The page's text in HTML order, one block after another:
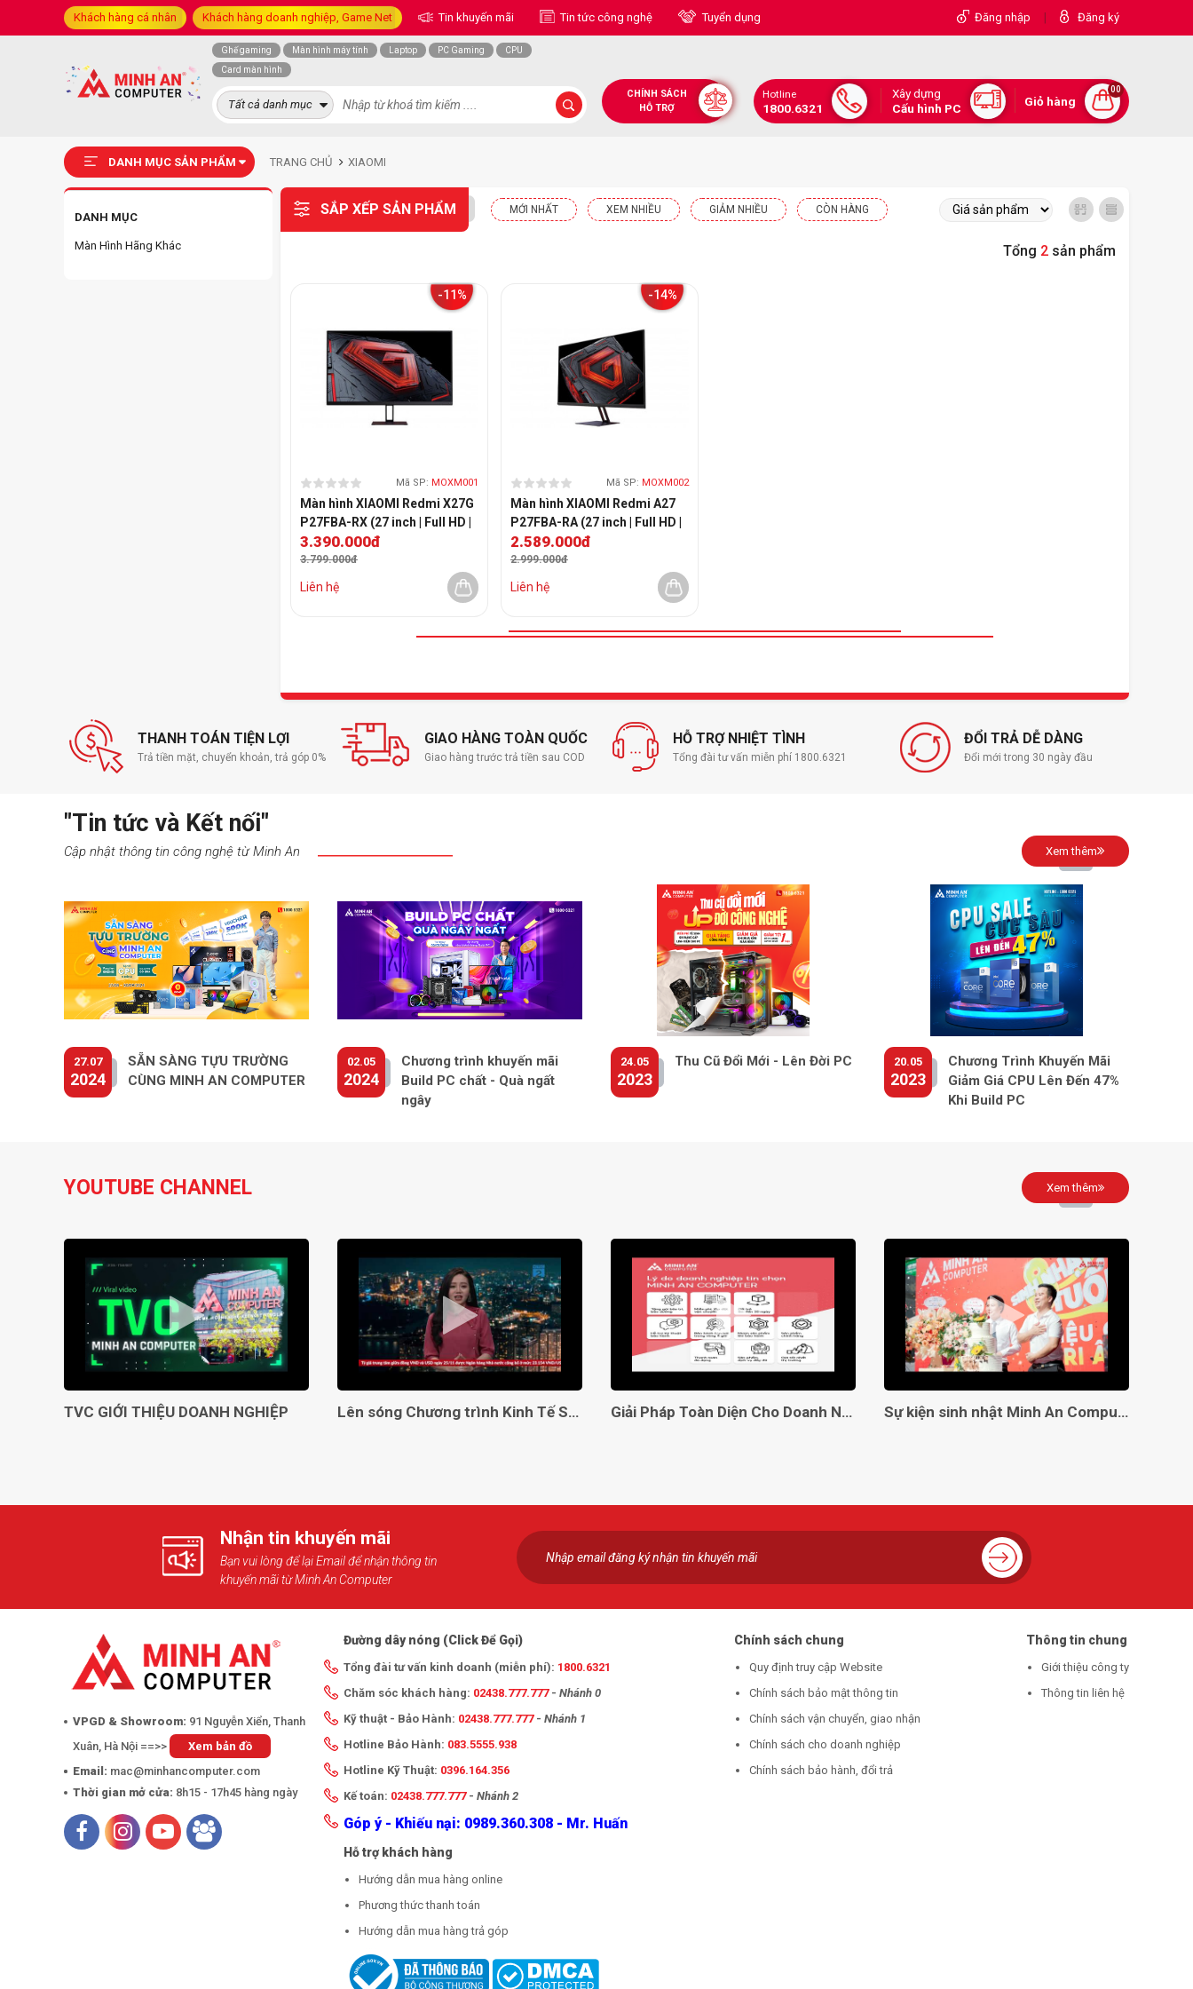
Khách hàng cá nhân Khách hàng doanh nghiệp, Game Net Tin khuyến mãi Tin tức công nghệ Tuyển dụng Đăng nhập | Đăng ký
Ghế gaming Màn hình máy tính Laptop PC Gaming
CPU
Card màn hình
Tất cả danh mục
CHÍNH SÁCH
HỖ TRỢ
Hotline
1800.6321
Xây dựng
Cấu hình PC
Giỏ hàng
00
DANH MỤC SẢN PHẨM TRANG CHỦ XIAOMI
DANH MỤC
Màn Hình Hãng Khác
SẮP XẾP SẢN PHẨM MỚI NHẤT XEM NHIỀU GIẢM NHIỀU CÒN HÀNG
Tổng 2 sản phẩm
-11%
Mã SP: MOXM001
Màn hình XIAOMI Redmi X27G
P27FBA-RX (27 inch | Full HD |
IPS | 165Hz)
3.390.000đ
3.799.000đ
Liên hệ
-14%
Mã SP: MOXM002
Màn hình XIAOMI Redmi A27
P27FBA-RA (27 inch | Full HD |
IPS | 100Hz)
2.589.000đ
2.999.000đ
Liên hệ
THANH TOÁN TIỆN LỢI
Trả tiền mặt, chuyển khoản, trả góp 0%
GIAO HÀNG TOÀN QUỐC
Giao hàng trước trả tiền sau COD
HỖ TRỢ NHIỆT TÌNH
Tổng đài tư vấn miễn phí 1800.6321
ĐỔI TRẢ DỄ DÀNG
Đổi mới trong 30 ngày đầu
"Tin tức và Kết nối"
Cập nhật thông tin công nghệ từ Minh An Xem thêm
27.07
2024
SẴN SÀNG TỰU TRƯỜNG
CÙNG MINH AN COMPUTER
02.05
2024
Chương trình khuyến mãi
Build PC chất - Quà ngất
ngây
24.05
2023
Thu Cũ Đổi Mới - Lên Đời PC 20.05
2023
Chương Trình Khuyến Mãi
Giảm Giá CPU Lên Đến 47%
Khi Build PC
YOUTUBE CHANNEL Xem thêm
TVC GIỚI THIỆU DOANH NGHIỆP Lên sóng Chương trình Kinh Tế Số VTC2 Giải Pháp Toàn Diện Cho Doanh Nghiệp Với Minh An Computer! Sự kiện sinh nhật Minh An Computer 8 tuổi
Nhận tin khuyến mãi
Bạn vui lòng để lại Email để nhận thông tin
khuyến mãi từ Minh An Computer
VPGD & Showroom: 91 Nguyễn Xiển, Thanh
Xuân, Hà Nội ==>>
Xem bản đồ
Email: mac@minhancomputer.com
Thời gian mở cửa: 8h15 - 17h45 hàng ngày
Đường dây nóng (Click Để Gọi)
Tổng đài tư vấn kinh doanh (miễn phí): 1800.6321
Chăm sóc khách hàng: 02438.777.777- Nhánh 0
Kỹ thuật - Bảo Hành: 02438.777.777- Nhánh 1
Hotline Bảo Hành: 083.5555.938
Hotline Kỹ Thuật: 0396.164.356
Kế toán: 02438.777.777- Nhánh 2
Góp ý - Khiếu nại: 0989.360.308 - Mr. Huấn
Chính sách chung
Quy định truy cập Website
Chính sách bảo mật thông tin
Chính sách vận chuyển, giao nhận
Chính sách cho doanh nghiệp
Chính sách bảo hành, đổi trả
Thông tin chung
Giới thiệu công ty
Thông tin liên hệ
Hỗ trợ khách hàng
Hướng dẫn mua hàng online
Phương thức thanh toán
Hướng dẫn mua hàng trả góp